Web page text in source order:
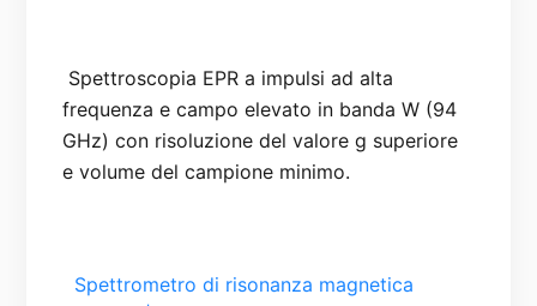
frequenza e campo elevato in banda W (94
GHz) con risoluzione del valore g superiore